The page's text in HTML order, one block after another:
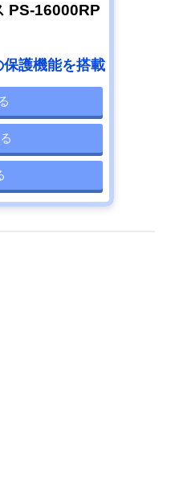
PS-16000RP
護機能を搭載